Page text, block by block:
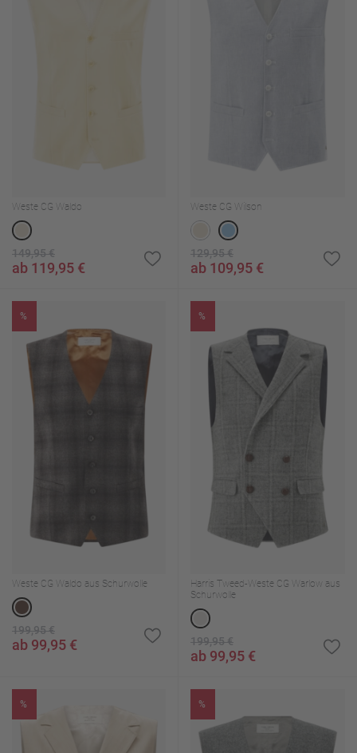
Weste CG Waldo
149,95 €
ab 119,95 €
Weste CG Wilson
129,95 €
ab 109,95 €
%
Weste CG Waldo aus Schurwolle
199,95 €
ab 99,95 €
%
Harris Tweed-Weste CG Warlow aus
Schurwolle
199,95 €
ab 99,95 €
% %